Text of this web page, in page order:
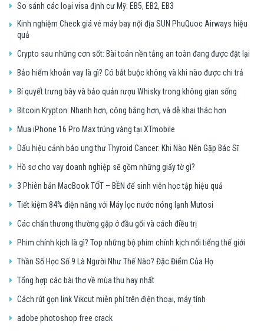
So sánh các loại visa định cư Mỹ: EB5, EB2, EB3
Kinh nghiệm Check giá vé máy bay nội địa SUN PhuQuoc Airways hiệu
quả
Crypto sau những cơn sốt: Bài toán nền tảng an toàn đang được đặt lại
Bảo hiểm khoản vay là gì? Có bắt buộc không và khi nào được chi trả
Bí quyết trưng bày và bảo quản rượu Whisky trong không gian sống
Bitcoin Krypton: Nhanh hơn, công bằng hơn, và dễ khai thác hơn
Mua iPhone 16 Pro Max trúng vàng tại XTmobile
Dấu hiệu cảnh báo ung thư Thyroid Cancer: Khi Nào Nên Gặp Bác Sĩ
Hồ sơ cho vay doanh nghiệp sẽ gồm những giấy tờ gì?
3 Phiên bản MacBook TỐT – BỀN để sinh viên học tập hiệu quả
Tiết kiệm 84% điện năng với Máy lọc nước nóng lạnh Mutosi
Các chấn thương thường gặp ở đầu gối và cách điều trị
Phim chính kịch là gì? Top những bộ phim chính kịch nổi tiếng thế giới
Thần Số Học Số 9 Là Người Như Thế Nào? Đặc Điểm Của Họ
Tổng hợp các bài thơ về mùa thu hay nhất
Cách rút gọn link Vikcut miễn phí trên điện thoại, máy tính
adobe photoshop free crack